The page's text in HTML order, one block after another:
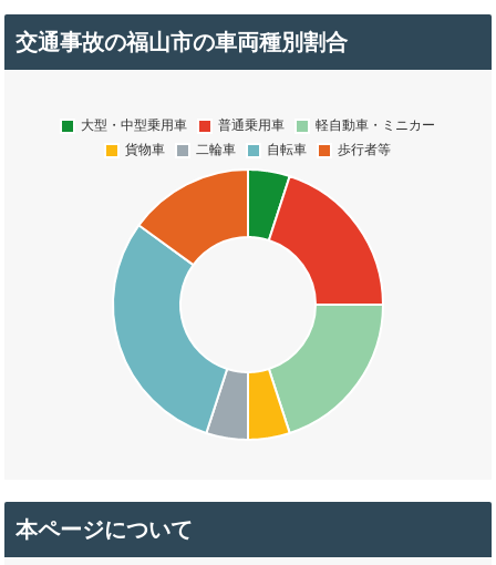
交通事故の福山市の車両種別割合
本ページについて